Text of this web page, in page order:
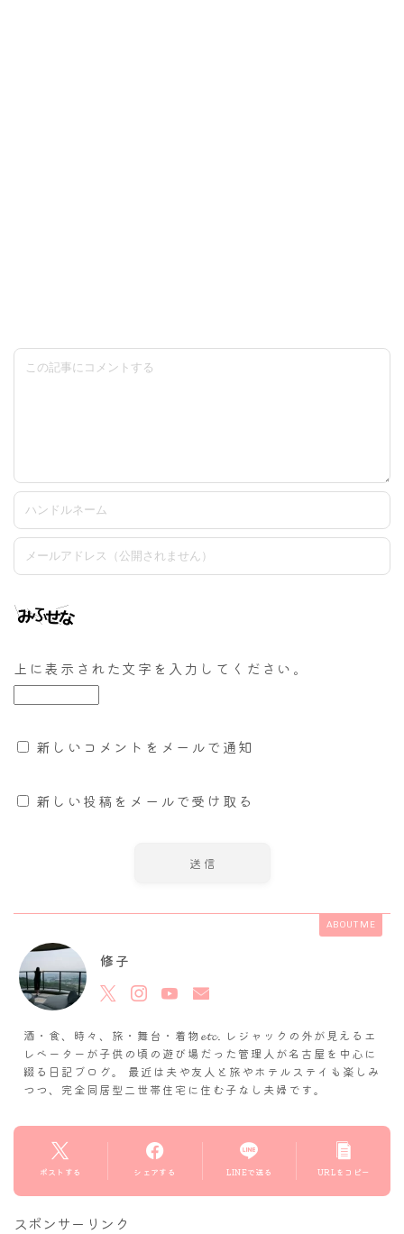
上に表示された文字を入力してください。
新しいコメントをメールで通知
新しい投稿をメールで受け取る
ABOUT ME
修子
酒・食、時々、旅・舞台・着物𝓮𝓽𝓬. レジャックの外が見えるエ
レベーターが子供の頃の遊び場だった管理人が名古屋を中心に
綴る日記ブログ。 最近は夫や友人と旅やホテルステイも楽しみ
つつ、完全同居型二世帯住宅に住む子なし夫婦です。
ポストする シェアする LINEで送る URLをコピー
スポンサーリンク